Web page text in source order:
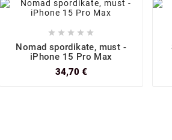
    
Nomad spordikate, must -
iPhone 15 Pro Max
34,70 €